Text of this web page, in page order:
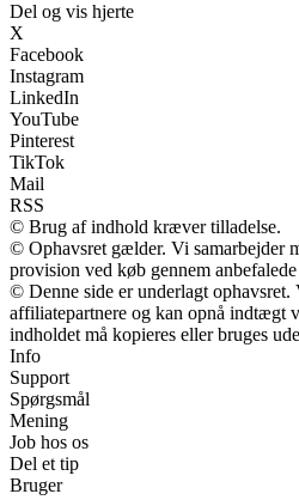
Del og vis hjerte
X
Facebook
Instagram
LinkedIn
YouTube
Pinterest
TikTok
Mail
RSS
© Brug af indhold kræver tilladelse.
© Ophavsret gælder. Vi samarbejder
provision ved køb gennem
© Denne side er underlagt ophavsret.
affiliatepartnere og kan opnå indtægt
indholdet må kopieres eller bruges
Info
Support
Spørgsmål
Mening
Job hos os
Del et tip
Bruger